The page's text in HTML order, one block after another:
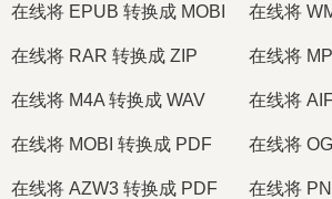
在线将 EPUB 转换成 MOBI 在线将
在线将 RAR 转换成 ZIP 在线将
在线将 M4A 转换成 WAV 在线将
在线将 MOBI 转换成 PDF 在线将
在线将 AZW3 转换成 PDF 在线将